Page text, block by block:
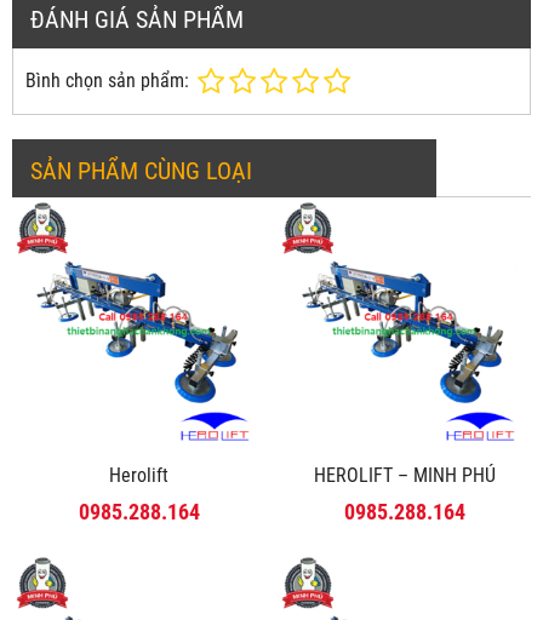
ĐÁNH GIÁ SẢN PHẨM
Bình chọn sản phẩm:
SẢN PHẨM CÙNG LOẠI
Herolift
0985.288.164
HEROLIFT – MINH PHÚ
0985.288.164